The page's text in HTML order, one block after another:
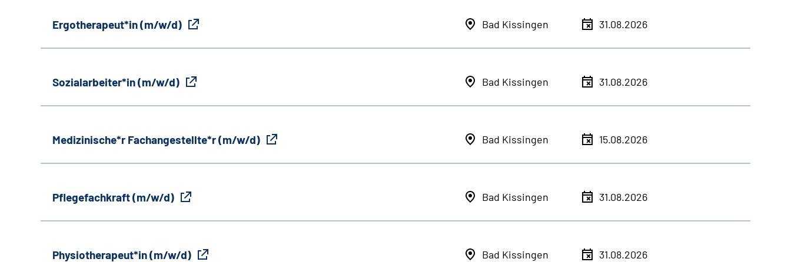
Ergotherapeut*in (m/w/d) Bad Kissingen 31.08.2026
Sozialarbeiter*in (m/w/d) Bad Kissingen 31.08.2026
Medizinische*r Fachangestellte*r (m/w/d) Bad Kissingen 15.08.2026
Pflegefachkraft (m/w/d) Bad Kissingen 31.08.2026
Physiotherapeut*in (m/w/d) Bad Kissingen 31.08.2026